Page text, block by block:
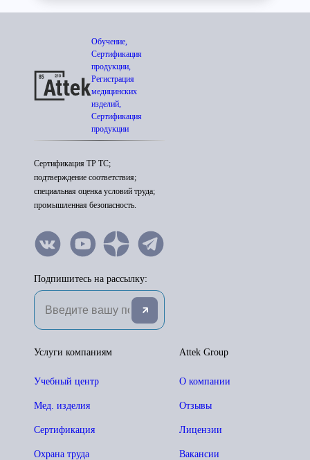
Обучение,
Сертификация
продукции,
Регистрация
медицинских
изделий,
Сертификация
продукции
Сертификация ТР ТС;
подтверждение соответствия;
специальная оценка условий труда;
промышленная безопасность.
Подпишитесь на рассылку:
Attek Group
О компании
Отзывы
Лицензии
Вакансии
Услуги компаниям
Учебный центр
Мед. изделия
Сертификация
Охрана труда